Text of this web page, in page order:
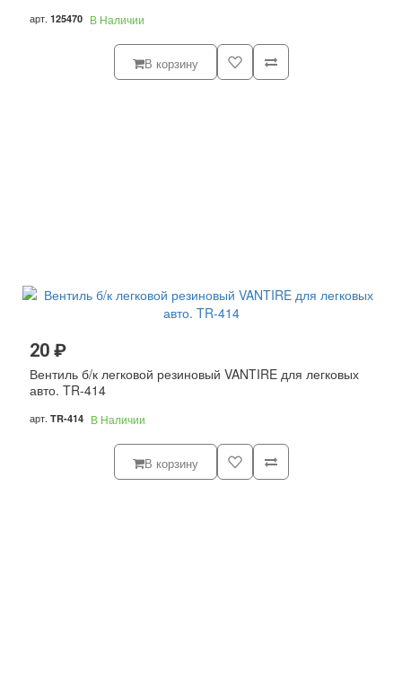
арт. 125470 В Наличии
В корзину
20 ₽
Вентиль б/к легковой резиновый VANTIRE для легковых
авто. TR-414
арт. TR-414 В Наличии
В корзину